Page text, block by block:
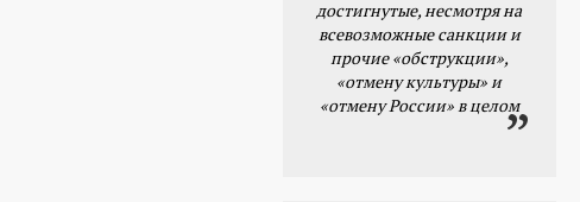
достигнутые, несмотря на
всевозможные санкции и
прочие «обструкции»,
«отмену культуры» и
«отмену России» в целом